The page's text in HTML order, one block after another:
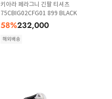
키아라 페라그니 긴팔 티셔츠
75CBIG02CFG01 899 BLACK
58%232,000
해외배송